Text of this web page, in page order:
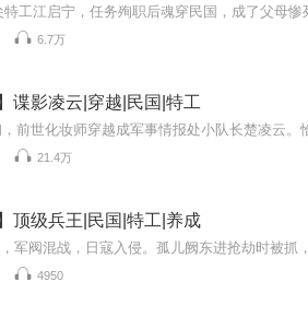
6.7万
谍影凌云|穿越|民国|特工
21.4万
顶级兵王|民国|特工|养成
4950